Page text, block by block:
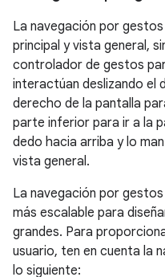
La navegación por
principal y vista general,
controlador de gestos
interactúan deslizando el
derecho de la pantalla
parte inferior para ir a la
dedo hacia arriba y lo
vista general.
La navegación por
más escalable para
grandes. Para
usuario, ten en cuenta la
lo siguiente: